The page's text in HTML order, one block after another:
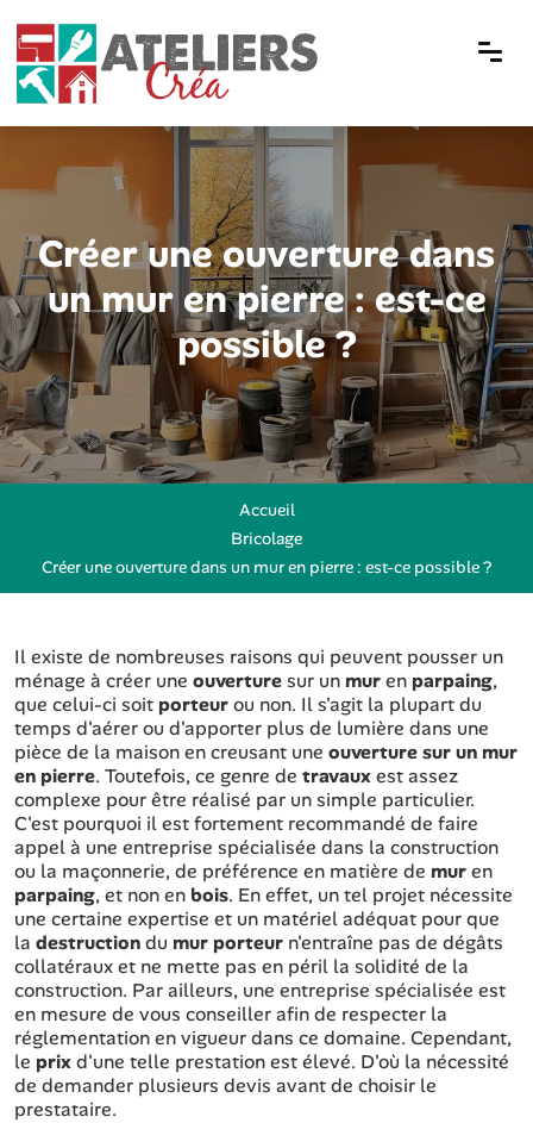
Créer une ouverture dans
un mur en pierre : est-ce
possible ?
Accueil
Bricolage
Créer une ouverture dans un mur en pierre : est-ce possible ?
Il existe de nombreuses raisons qui peuvent pousser un
ménage à créer une ouverturesur un muren parpaing,
que celui-ci soit porteurou non. Il s'agit la plupart du
temps d'aérer ou d'apporter plus de lumière dans une
pièce de la maison en creusant une ouverture sur un mur
en pierre. Toutefois, ce genre de travauxest assez
complexe pour être réalisé par un simple particulier.
C'est pourquoi il est fortement recommandé de faire
appel à une entreprise spécialisée dans la construction
ou la maçonnerie, de préférence en matière de muren
parpaing, et non en bois. En effet, un tel projet nécessite
une certaine expertise et un matériel adéquat pour que
la destructiondu mur porteur n'entraîne pas de dégâts
collatéraux et ne mette pas en péril la solidité de la
construction. Par ailleurs, une entreprise spécialisée est
en mesure de vous conseiller afin de respecter la
réglementation en vigueur dans ce domaine. Cependant,
le prixd'une telle prestation est élevé. D'où la nécessité
de demander plusieurs devis avant de choisir le
prestataire.